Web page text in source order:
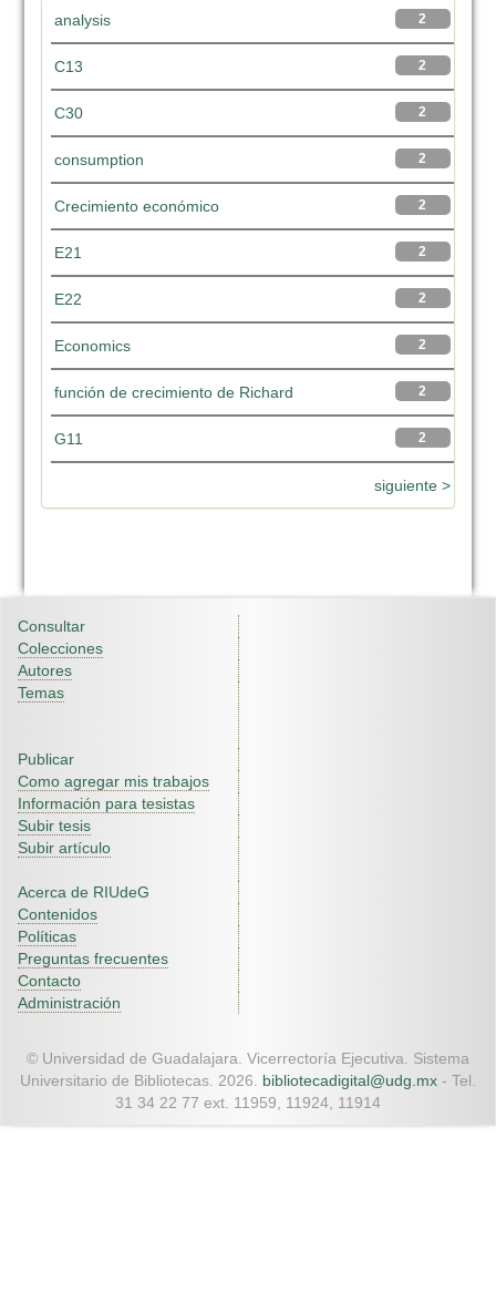
2
analysis
2
C13
2
C30
2
consumption
2
Crecimiento económico
2
E21
2
E22
2
Economics
2
función de crecimiento de Richard
2
G11
siguiente >
Consultar
Colecciones
Autores
Temas
Publicar
Como agregar mis trabajos
Información para tesistas
Subir tesis
Subir artículo
Acerca de RIUdeG
Contenidos
Políticas
Preguntas frecuentes
Contacto
Administración
© Universidad de Guadalajara. Vicerrectoría Ejecutiva. Sistema
Universitario de Bibliotecas. 2026. bibliotecadigital@udg.mx - Tel.
31 34 22 77 ext. 11959, 11924, 11914